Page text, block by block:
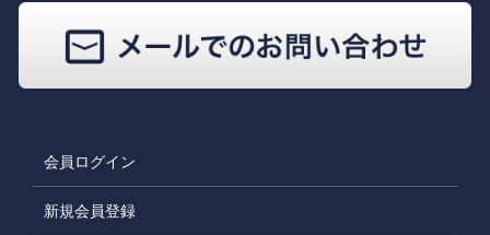
会員ログイン
新規会員登録